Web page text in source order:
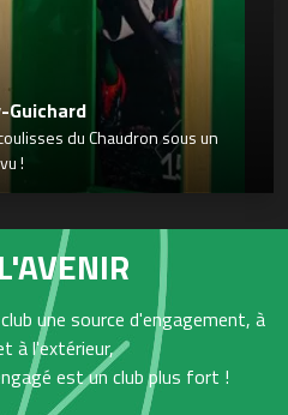
du Chaudron sous un
!
une source d'engagement, à
à l'extérieur,
est un club plus fort !